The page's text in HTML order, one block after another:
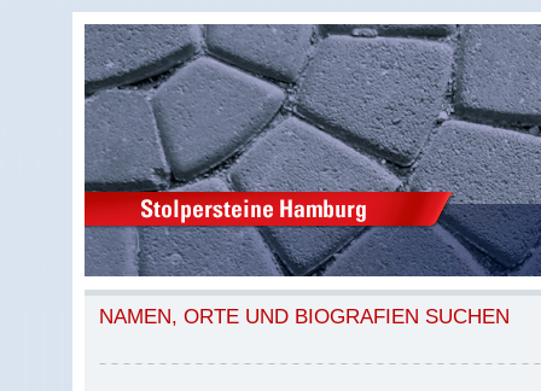
NAMEN, ORTE UND BIOGRAFIEN SUCHEN